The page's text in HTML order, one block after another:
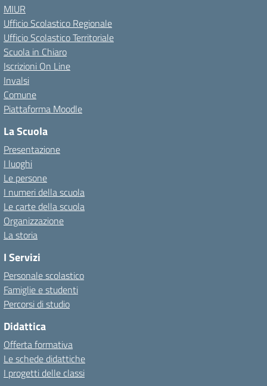
MIUR
Ufficio Scolastico Regionale
Ufficio Scolastico Territoriale
Scuola in Chiaro
Iscrizioni On Line
Invalsi
Comune
Piattaforma Moodle
La Scuola
Presentazione
I luoghi
Le persone
I numeri della scuola
Le carte della scuola
Organizzazione
La storia
I Servizi
Personale scolastico
Famiglie e studenti
Percorsi di studio
Didattica
Offerta formativa
Le schede didattiche
I progetti delle classi